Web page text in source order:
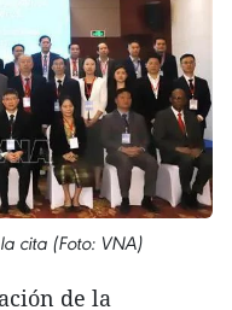
cita (Foto: VNA)
de la